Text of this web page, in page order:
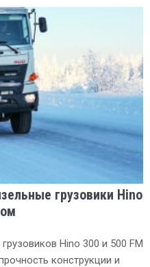
грузовики Hino
Hino 300 и 500 FM
конструкции и